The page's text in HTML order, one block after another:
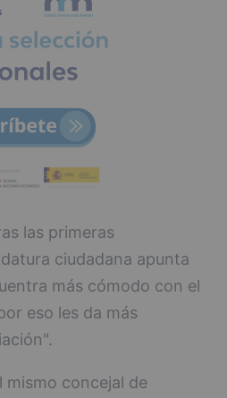
las primeras
ciudadana apunta
más cómodo con el
eso les da más
mismo concejal de